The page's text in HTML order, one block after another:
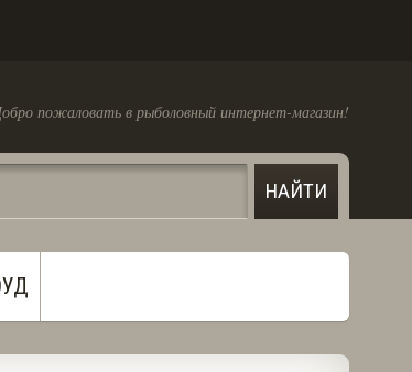
пожаловать в рыболовный интернет-магазин!